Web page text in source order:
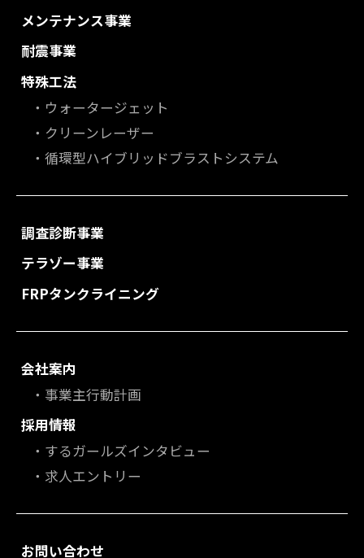
メンテナンス事業
耐震事業
特殊工法
ウォータージェット
クリーンレーザー
循環型ハイブリッドブラストシステム
調査診断事業
テラゾー事業
FRPタンクライニング
会社案内
事業主行動計画
採用情報
するガールズインタビュー
求人エントリー
お問い合わせ